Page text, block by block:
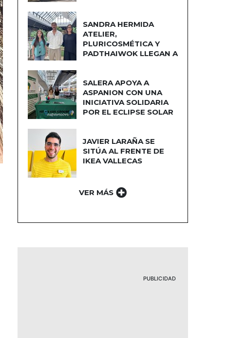
SANDRA HERMIDA
ATELIER,
PLURICOSMÉTICA Y
PADTHAIWOK LLEGAN A
SALERA APOYA A
ASPANION CON UNA
INICIATIVA SOLIDARIA
POR EL ECLIPSE SOLAR
JAVIER LARAÑA SE
SITÚA AL FRENTE DE
IKEA VALLECAS
VER MÁS
PUBLICIDAD